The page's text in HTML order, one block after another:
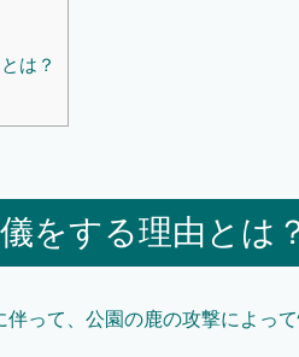
は？
をする理由とは
って、公園の鹿の攻撃によっ